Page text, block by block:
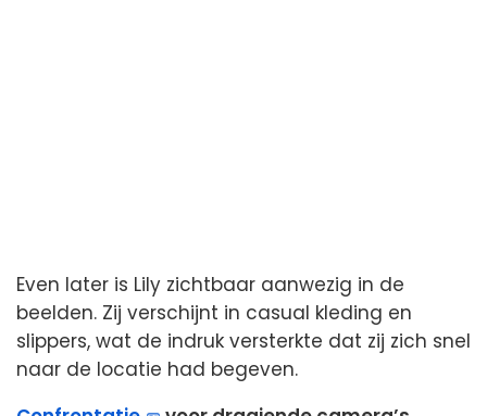
Even later is Lily zichtbaar aanwezig in de
beelden. Zij verschijnt in casual kleding en
slippers, wat de indruk versterkte dat zij zich snel
naar de locatie had begeven.